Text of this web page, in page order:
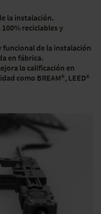
la instalación.
reciclables y
funcional de la instalación
en fábrica.
la calificación en
como BREAM®, LEED®